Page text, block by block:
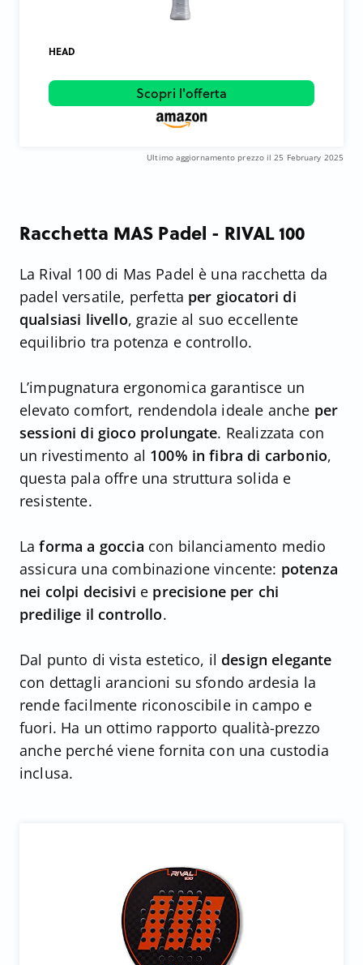
HEAD
Scopri l'offerta
Ultimo aggiornamento prezzo il 25 February 2025
Racchetta MAS Padel - RIVAL 100
La Rival 100 di Mas Padel è una racchetta da
padel versatile, perfetta per giocatori di
qualsiasi livello, grazie al suo eccellente
equilibrio tra potenza e controllo.
L’impugnatura ergonomica garantisce un
elevato comfort, rendendola ideale anche per
sessioni di gioco prolungate. Realizzata con
un rivestimento al 100% in fibra di carbonio,
questa pala offre una struttura solida e
resistente.
Laforma a goccia con bilanciamento medio
assicura una combinazione vincente: potenza
nei colpi decisivi e precisione per chi
predilige il controllo.
Dal punto di vista estetico, il design elegante
con dettagli arancioni su sfondo ardesia la
rende facilmente riconoscibile in campo e
fuori. Ha un ottimo rapporto qualità-prezzo
anche perché viene fornita con una custodia
inclusa.